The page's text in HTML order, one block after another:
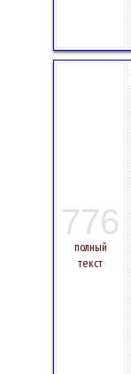
776
полный
текст